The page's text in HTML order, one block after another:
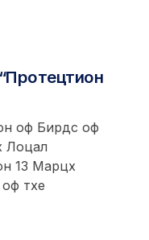
оф Бирдс оф
Лоцал
13 Марцх
тхе